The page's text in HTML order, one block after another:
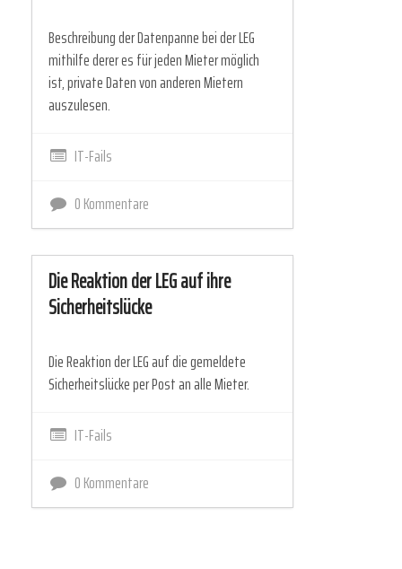
Beschreibung der Datenpanne bei der LEG
mithilfe derer es für jeden Mieter möglich
ist, private Daten von anderen Mietern
auszulesen.
IT-Fails
0 Kommentare
Die Reaktion der LEG auf ihre
Sicherheitslücke
Die Reaktion der LEG auf die gemeldete
Sicherheitslücke per Post an alle Mieter.
IT-Fails
0 Kommentare